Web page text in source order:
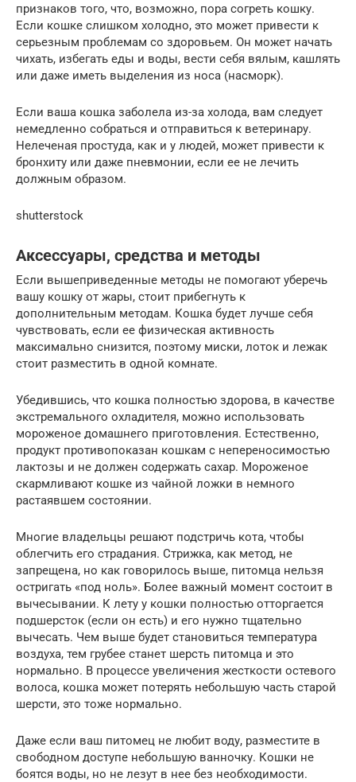
признаков того, что, возможно, пора согреть кошку.
Если кошке слишком холодно, это может привести к
серьезным проблемам со здоровьем. Он может начать
чихать, избегать еды и воды, вести себя вялым, кашлять
или даже иметь выделения из носа (насморк).
Если ваша кошка заболела из-за холода, вам следует
немедленно собраться и отправиться к ветеринару.
Нелеченая простуда, как и у людей, может привести к
бронхиту или даже пневмонии, если ее не лечить
должным образом.
shutterstock
Аксессуары, средства и методы
Если вышеприведенные методы не помогают уберечь
вашу кошку от жары, стоит прибегнуть к
дополнительным методам. Кошка будет лучше себя
чувствовать, если ее физическая активность
максимально снизится, поэтому миски, лоток и лежак
стоит разместить в одной комнате.
Убедившись, что кошка полностью здорова, в качестве
экстремального охладителя, можно использовать
мороженое домашнего приготовления. Естественно,
продукт противопоказан кошкам с непереносимостью
лактозы и не должен содержать сахар. Мороженое
скармливают кошке из чайной ложки в немного
растаявшем состоянии.
Многие владельцы решают подстричь кота, чтобы
облегчить его страдания. Стрижка, как метод, не
запрещена, но как говорилось выше, питомца нельзя
остригать «под ноль». Более важный момент состоит в
вычесывании. К лету у кошки полностью отторгается
подшерсток (если он есть) и его нужно тщательно
вычесать. Чем выше будет становиться температура
воздуха, тем грубее станет шерсть питомца и это
нормально. В процессе увеличения жесткости остевого
волоса, кошка может потерять небольшую часть старой
шерсти, это тоже нормально.
Даже если ваш питомец не любит воду, разместите в
свободном доступе небольшую ванночку. Кошки не
боятся воды, но не лезут в нее без необходимости.